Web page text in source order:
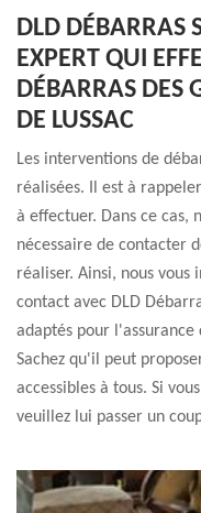
DLD DÉBARRAS
EXPERT QUI
DÉBARRAS DES
DE LUSSAC
Les interventions de
réalisées. Il est à
à effectuer. Dans ce cas,
nécessaire de contacter
réaliser. Ainsi, nous
contact avec DLD
adaptés pour
Sachez qu'il peut
accessibles à tous. Si
veuillez lui passer un